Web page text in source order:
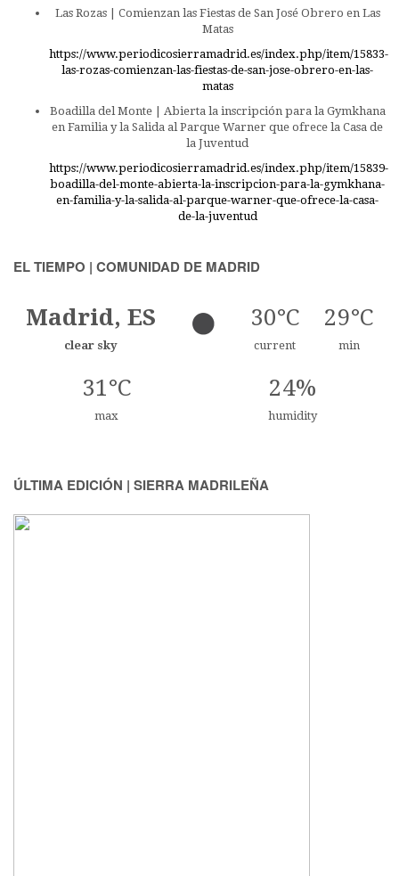
Las Rozas | Comienzan las Fiestas de San José Obrero en Las
Matas
https://www.periodicosierramadrid.es/index.php/item/15833-
las-rozas-comienzan-las-fiestas-de-san-jose-obrero-en-las-
matas
Boadilla del Monte | Abierta la inscripción para la Gymkhana
en Familia y la Salida al Parque Warner que ofrece la Casa de
la Juventud
https://www.periodicosierramadrid.es/index.php/item/15839-
boadilla-del-monte-abierta-la-inscripcion-para-la-gymkhana-
en-familia-y-la-salida-al-parque-warner-que-ofrece-la-casa-
de-la-juventud
EL TIEMPO | COMUNIDAD DE MADRID
Madrid, ES
clear sky
30°C
current
29°C
min
31°C
max
24%
humidity
ÚLTIMA EDICIÓN | SIERRA MADRILEÑA